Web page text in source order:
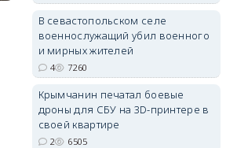
В Севастополе утвердили
проект застройки центра
Балаклавы
Там появится туристический
квартал с отелями и
парковками.
05/08/2026 08:01
В севастопольском селе
военнослужащий убил военного
и мирных жителей
4 7260
Крымчанин печатал боевые
дроны для СБУ на 3D-принтере в
своей квартире
2 6505